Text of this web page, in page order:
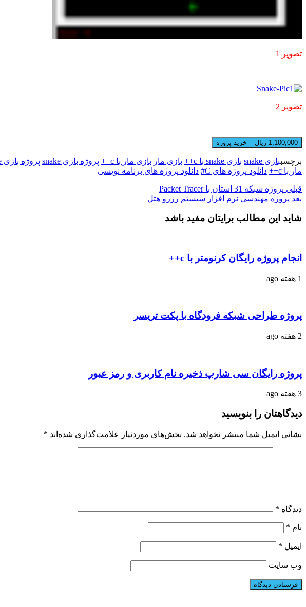
تصویر 1
تصویر 2
1,100,000 ریال – خرید پروژه
برچسببازی snake بازی snake با c++ بازی مار بازی مار با c++ پروژه بازی snake پروژه بازی snake با c++
مار با c++
دانلود پروژه های C# دانلود پروژه های برنامه نویسی
قبلی پروژه شبکه 31 استان با Packet Tracer
بعد پروژه مهندسی نرم افزار سیستم رزرو هتل
شاید این مطالب برایتان مفید باشد
انجام پروژه رایگان کرنومتر با c++
1 هفته ago
پروژه طراحی شبکه فرودگاه با پکت تریسر
2 هفته ago
پروژه رایگان سی شارپ ذخیره نام کاربری و رمز عبور
3 هفته ago
دیدگاهتان را بنویسید
نشانی ایمیل شما منتشر نخواهد شد. بخش‌های موردنیاز علامت‌گذاری شده‌اند *
دیدگاه *
نام *
ایمیل *
وب‌ سایت